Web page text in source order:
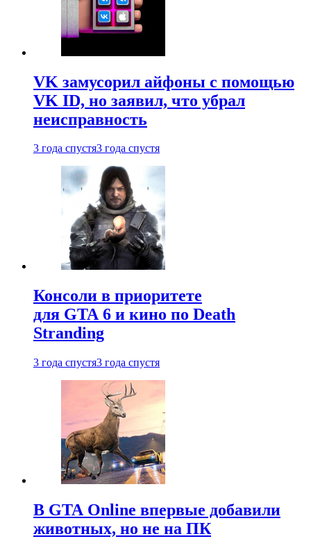
VK замусорил айфоны с помощью
VK ID, но заявил, что убрал
неисправность
3 года спустя3 года спустя
Консоли в приоритете
для GTA 6 и кино по Death
Stranding
3 года спустя3 года спустя
В GTA Online впервые добавили
животных, но не на ПК